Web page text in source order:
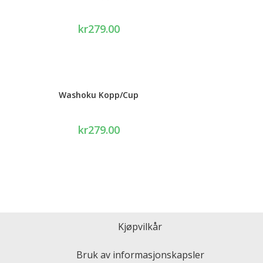
kr279.00
Washoku Kopp/Cup
kr279.00
Kjøpvilkår
Bruk av informasjonskapsler